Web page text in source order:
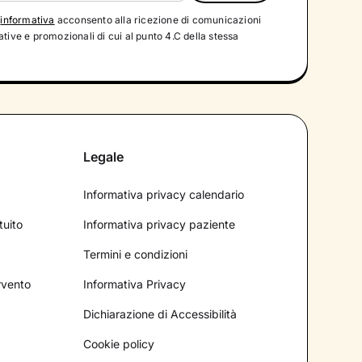
informativa acconsento alla ricezione di comunicazioni
e promozionali di cui al punto 4.C della stessa
Legale
Informativa privacy calendario
Informativa privacy paziente
Termini e condizioni
Informativa Privacy
Dichiarazione di Accessibilità
Cookie policy